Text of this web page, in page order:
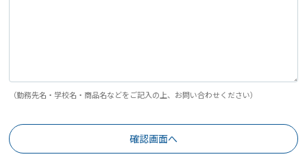
（勤務先名・学校名・商品名などをご記入の上、お問い合わせください）